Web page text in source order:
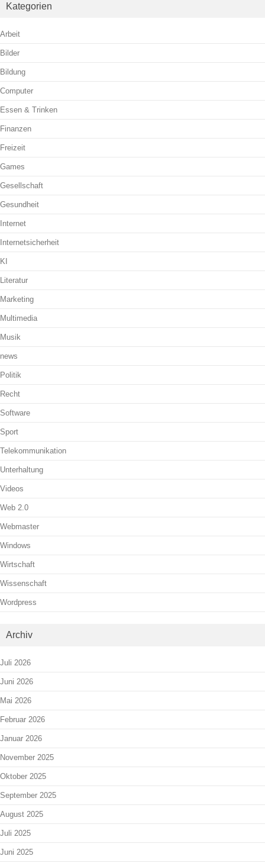
Kategorien
Arbeit
Bilder
Bildung
Computer
Essen & Trinken
Finanzen
Freizeit
Games
Gesellschaft
Gesundheit
Internet
Internetsicherheit
KI
Literatur
Marketing
Multimedia
Musik
news
Politik
Recht
Software
Sport
Telekommunikation
Unterhaltung
Videos
Web 2.0
Webmaster
Windows
Wirtschaft
Wissenschaft
Wordpress
Archiv
Juli 2026
Juni 2026
Mai 2026
Februar 2026
Januar 2026
November 2025
Oktober 2025
September 2025
August 2025
Juli 2025
Juni 2025